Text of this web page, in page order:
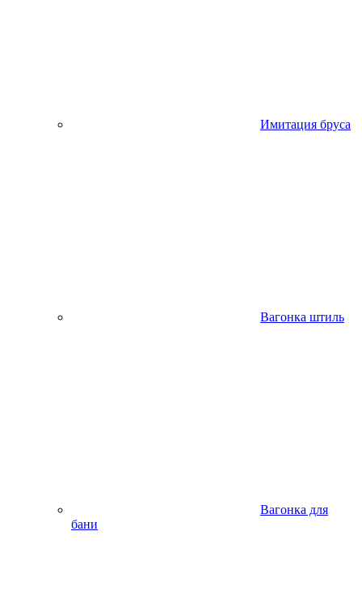
Имитация бруса
Вагонка штиль
Вагонка для
бани